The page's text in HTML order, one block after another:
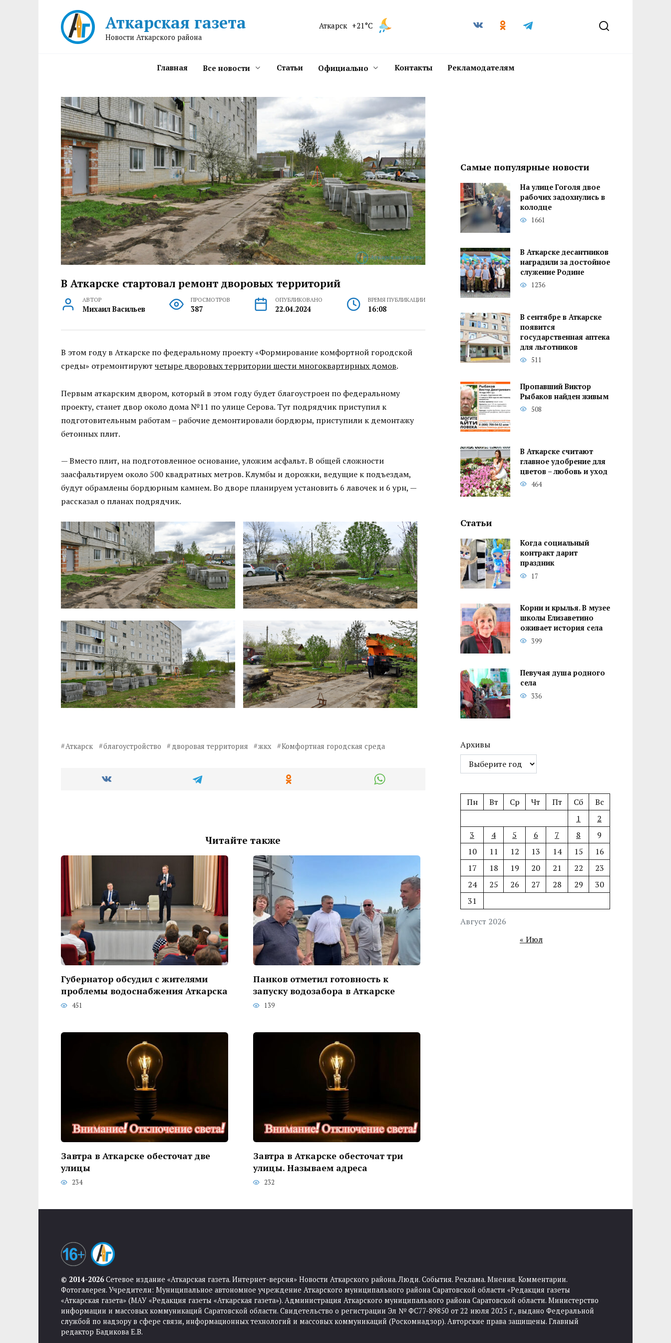
Аткарская газета
Новости Аткарского района
Аткарск +21°C
Главная Все новости Статьи Официально Контакты Рекламодателям
В Аткарске стартовал ремонт дворовых территорий
АВТОР
Михаил Васильев
ПРОСМОТРОВ
387
ОПУБЛИКОВАНО
22.04.2024
ВРЕМЯ ПУБЛИКАЦИИ
16:08
В этом году в Аткарске по федеральному проекту «Формирование комфортной городской
среды» отремонтируют четыре дворовых территории шести многоквартирных домов.
Первым аткарским двором, который в этом году будет благоустроен по федеральному
проекту, станет двор около дома №11 по улице Серова. Тут подрядчик приступил к
подготовительным работам – рабочие демонтировали бордюры, приступили к демонтажу
бетонных плит.
— Вместо плит, на подготовленное основание, уложим асфальт. В общей сложности
заасфальтируем около 500 квадратных метров. Клумбы и дорожки, ведущие к подъездам,
будут обрамлены бордюрным камнем. Во дворе планируем установить 6 лавочек и 6 урн, —
рассказал о планах подрядчик.
Аткарск благоустройство дворовая территория жкх Комфортная городская среда
Читайте также
Губернатор обсудил с жителями
проблемы водоснабжения Аткарска
451
Панков отметил готовность к
запуску водозабора в Аткарске
139
Завтра в Аткарске обесточат две
улицы
234
Завтра в Аткарске обесточат три
улицы. Называем адреса
232
Самые популярные новости
На улице Гоголя двое
рабочих задохнулись в
колодце
1661
В Аткарске десантников
наградили за достойное
служение Родине
1236
В сентябре в Аткарске
появится
государственная аптека
для льготников
511
Пропавший Виктор
Рыбаков найден живым
508
В Аткарске считают
главное удобрение для
цветов – любовь и уход
464
Статьи
Когда социальный
контракт дарит
праздник
17
Корни и крылья. В музее
школы Елизаветино
оживает история села
399
Певучая душа родного
села
336
Архивы
Август 2026
Пн Вт Ср Чт Пт Сб
Вс
1
2
3
4 5 6 7 8
9
10
11 12 13 14 15
16
17
18 19 20 21 22
23
24
25 26 27 28 29
30
31
« Июл
© 2014-2026Сетевое издание «Аткарская газета. Интернет-версия» Новости Аткарского района. Люди. События. Реклама. Мнения. Комментарии.
Фотогалерея. Учредители: Муниципальное автономное учреждение Аткарского муниципального района Саратовской области «Редакция газеты
«Аткарская газета» (МАУ «Редакция газеты «Аткарская газета»). Администрация Аткарского муниципального района Саратовской области. Министерство
информации и массовых коммуникаций Саратовской области. Свидетельство о регистрации Эл № ФС77-89850 от 22 июля 2025 г., выдано Федеральной
службой по надзору в сфере связи, информационных технологий и массовых коммуникаций (Роскомнадзор). Авторские права защищены. Главный
редактор Бадикова Е.В.